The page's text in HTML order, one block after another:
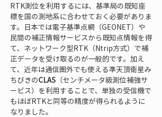
RTK測位を利用するには、基準局の既知座
標を国の測地系に合わせておく必要がありま
す。日本では電子基準点網（GEONET）や
民間の補正情報サービスから既知点情報を得
て、ネットワーク型RTK（Ntrip方式）で補
正データを受け取るのが一般的です。加え
て、近年は通信圏外でも使える準天頂衛星み
ちびきのCLAS （センチメータ級測位補強サ
ービス）を利用することで、単独の受信機で
もほぼRTKと同等の精度が得られるように
なりました。